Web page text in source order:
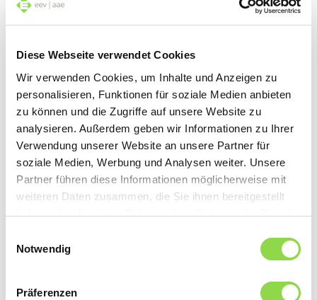
Diese Webseite verwendet Cookies
Wir verwenden Cookies, um Inhalte und Anzeigen zu
personalisieren, Funktionen für soziale Medien anbieten
zu können und die Zugriffe auf unsere Website zu
analysieren. Außerdem geben wir Informationen zu Ihrer
Verwendung unserer Website an unsere Partner für
soziale Medien, Werbung und Analysen weiter. Unsere
Partner führen diese Informationen möglicherweise mit
weiteren Daten zusammen, die Sie ihnen bereitgestellt
haben oder die sie im Rahmen Ihrer Nutzung der Dienste
Notwendig
Präferenzen
capuchon vissé et les boîtes en inox dotées
de bonnes alternatives aux boîtes et
sachets en plastique.
Mais gare au carton, papier, chiffons et sacs
en coton – ils ne conviennent pas à la
congélation.